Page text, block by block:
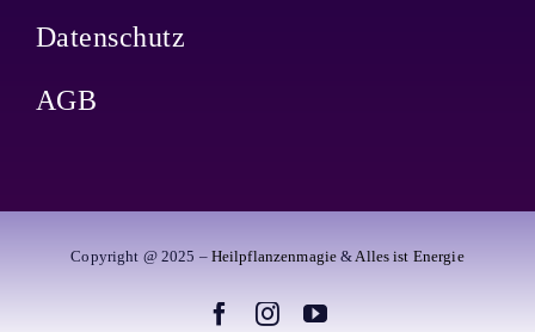
Datenschutz
AGB
Copyright @ 2025 – Heilpflanzenmagie & Alles ist Energie